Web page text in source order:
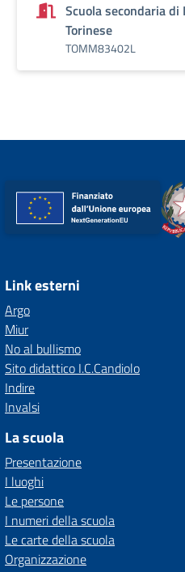
Scuola secondaria di
Torinese
TOMM83402L
Link esterni
Argo
Miur
No al bullismo
Sito didattico I.C.Candiolo
Indire
Invalsi
La scuola
Presentazione
I luoghi
Le persone
I numeri della scuola
Le carte della scuola
Organizzazione